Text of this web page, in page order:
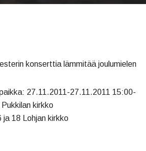
konserttia lämmitää joulumielen
27.11.2011-27.11.2011 15:00-
kirkko
ja 18 Lohjan kirkko